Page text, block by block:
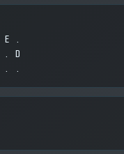
.
D
.